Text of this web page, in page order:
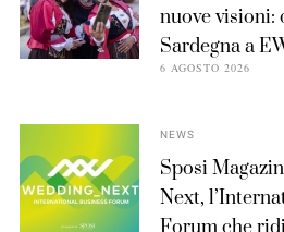
nuove visioni:
Sardegna a
6 AGOSTO 2026
NEWS
Sposi
Next,
Forum che